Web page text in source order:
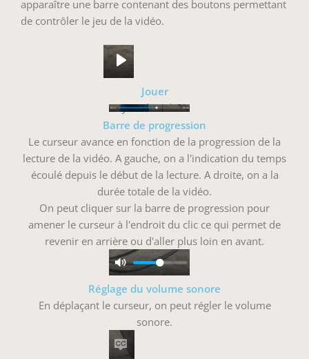
apparaître une barre contenant des boutons permettant
de contrôler le jeu de la vidéo.
Jouer
Joue la vidéo.
Barre de progression
Le curseur avance en fonction de la progression de la
lecture de la vidéo. A gauche, on a l'indication du temps
écoulé depuis le début de la lecture. A droite, on a la
durée totale de la vidéo.
On peut cliquer sur la barre de progression pour
amener le curseur à l'endroit du clic ce qui permet de
revenir en arrière ou d'aller plus loin en avant.
Réglage du volume sonore
En déplaçant le curseur, on peut régler le volume
sonore.